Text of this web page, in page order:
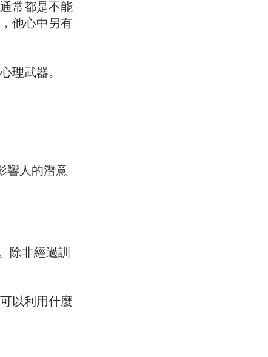
常都是不能
他心中另有
理武器。
響人的潛意
除非經過訓
以利用什麼